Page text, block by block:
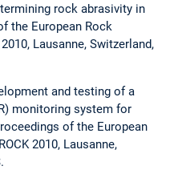
rock abrasivity in
the European Rock
Lausanne, Switzerland,
and testing of a
monitoring system for
of the European
2010, Lausanne,